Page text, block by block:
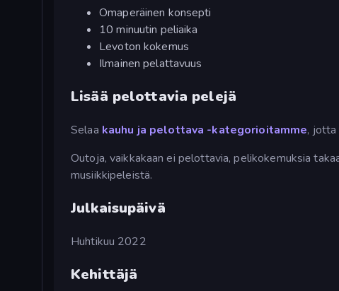
Omaperäinen konsepti
10 minuutin peliaika
Levoton kokemus
Ilmainen pelattavuus
Lisää pelottavia pelejä
Selaa kauhu ja pelottava -kategorioitamme, jotta
Outoja, vaikkakaan ei pelottavia, pelikokemuksia
musiikkipeleistä.
Julkaisupäivä
Huhtikuu 2022
Kehittäjä